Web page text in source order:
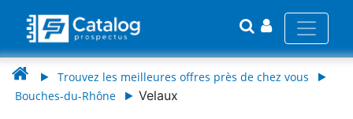
Trouvez les meilleures offres près de chez vous
Bouches-du-Rhône
Velaux